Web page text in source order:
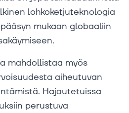
lohkoketjuteknologia
pääsyn mukaan globaaliin
mahdollistaa myös
aiheutuvan
Hajautetuissa
perustuva